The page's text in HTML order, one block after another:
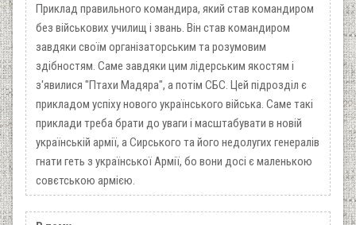
Приклад правильного командира, який став командиром
без військових училищ і звань. Він став командиром
завдяки своїм організаторським та розумовим
здібностям. Саме завдяки цим лідерським якостям і
з'явилися "Птахи Мадяра", а потім СБС. Цей підрозділ є
прикладом успіху нового українського війська. Саме такі
приклади треба брати до уваги і масштабувати в новій
українській армії, а Сирського та його недолугих генералів
гнати геть з української Армії, бо вони досі є маленькою
совєтською армією.